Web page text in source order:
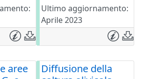
Ultimo aggiornamento:
Aprile 2023
aree
Diffusione della